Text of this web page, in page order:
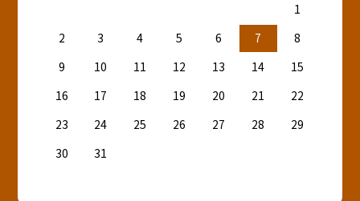
1
2
3 4 5 6 7
8
9
10 11 12 13 14
15
16
17 18 19 20 21
22
23
24 25 26 27 28
29
30
31